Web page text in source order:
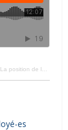
sur les négos avec le personnel syndiqué
es